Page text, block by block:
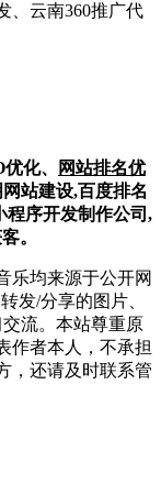
、云南360推广代
化、
网站排名优
网站建设,百度排名
程序开发制作公司,
。
乐均来源于公开网
发/分享的图片、
流。本站尊重原
作者本人，不承担
，还请及时联系管